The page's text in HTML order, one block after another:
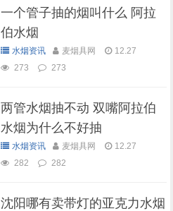
一个管子抽的烟叫什么 阿拉
伯水烟
水烟资讯 麦烟具网
12.27
273
273
两管水烟抽不动 双嘴阿拉伯
水烟为什么不好抽
水烟资讯 麦烟具网
12.27
282
282
沈阳哪有卖带灯的亚克力水烟